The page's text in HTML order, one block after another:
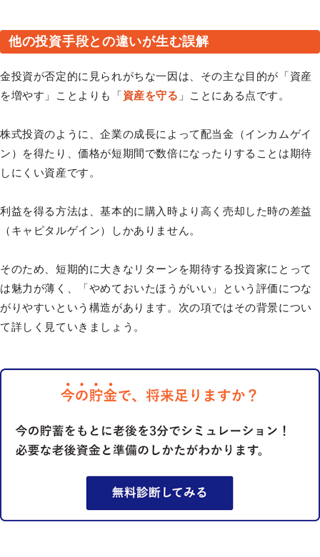
他の投資手段との違いが生む誤解
金投資が否定的に見られがちな一因は、その主な目的が「資産
を増やす」ことよりも「資産を守る 」ことにある点です。
株式投資のように、企業の成長によって配当金（インカムゲイ
ン）を得たり、価格が短期間で数倍になったりすることは期待
しにくい資産です。
利益を得る方法は、基本的に購入時より高く売却した時の差益
（キャピタルゲイン）しかありません。
そのため、短期的に大きなリターンを期待する投資家にとって
は魅力が薄く、「やめておいたほうがいい」という評価につな
がりやすいという構造があります。次の項ではその背景につい
て詳しく見ていきましょう。